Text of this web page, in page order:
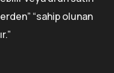
“sahip olunan